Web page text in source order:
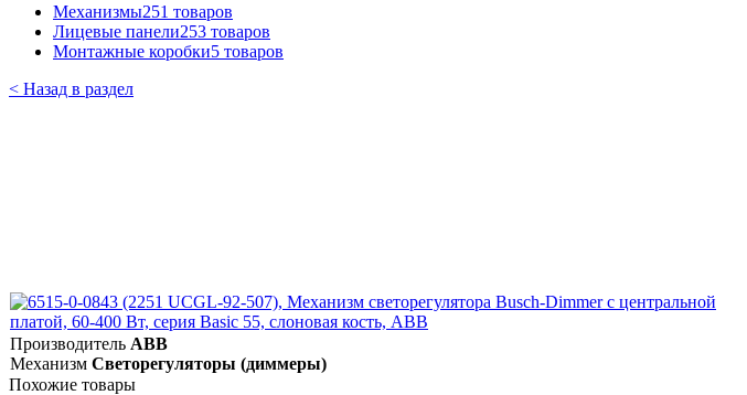
Механизмы251 товаров
Лицевые панели253 товаров
Монтажные коробки5 товаров
< Назад в раздел
Производитель ABB
Механизм Светорегуляторы (диммеры)
Похожие товары